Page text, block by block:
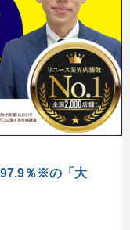
％※の「大